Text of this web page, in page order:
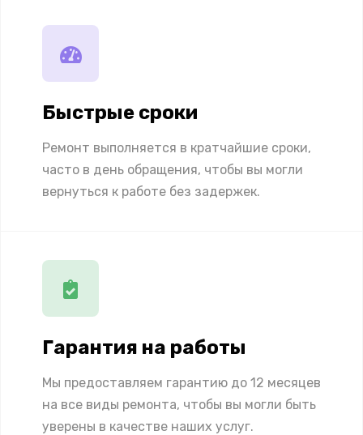
Быстрые сроки
Ремонт выполняется в кратчайшие сроки,
часто в день обращения, чтобы вы могли
вернуться к работе без задержек.
Гарантия на работы
Мы предоставляем гарантию до 12 месяцев
на все виды ремонта, чтобы вы могли быть
уверены в качестве наших услуг.